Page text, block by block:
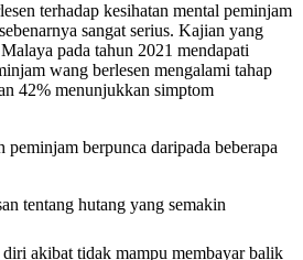
terhadap kesihatan mental peminjam
sangat serius. Kajian yang
pada tahun 2021 mendapati
wang berlesen mengalami tahap
42% menunjukkan simptom
berpunca daripada beberapa
tentang hutang yang semakin
diri akibat tidak mampu membayar balik